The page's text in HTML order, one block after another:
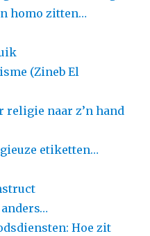
homo zitten…
(Zineb El
religie naar z’n hand
etiketten…
Hoe zit